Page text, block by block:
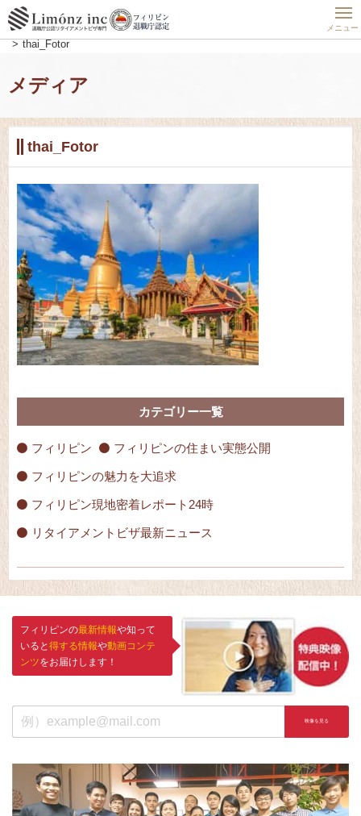
メニュー
ホーム フィリピン最新動向
セカンドライフに最適！？定年退職後の移住先におすすめ国5選
thai_Fotor
メディア
thai_Fotor
カテゴリー一覧
フィリピン フィリピンの住まい実態公開
フィリピンの魅力を大追求
フィリピン現地密着レポート24時
リタイアメントビザ最新ニュース
フィリピンの最新情報や知って
いると 得する情報や動画コンテ
ンツをお届けします！